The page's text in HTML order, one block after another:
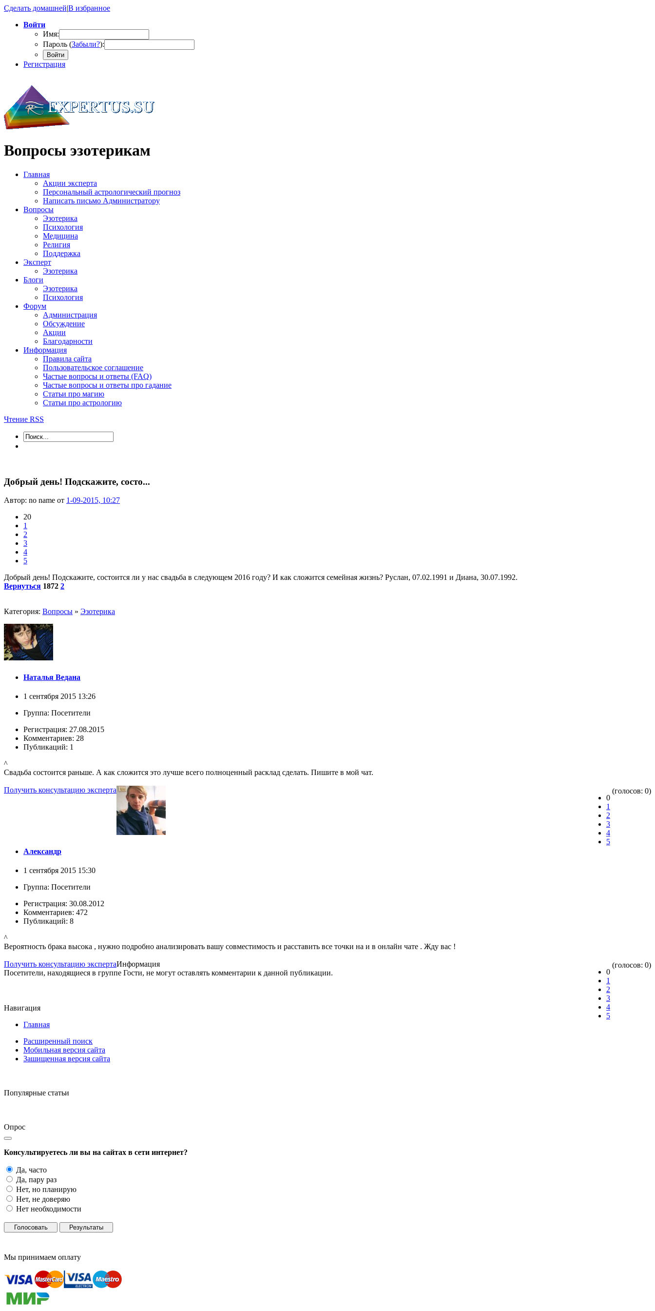
Сделать домашней|В избранное
Войти
Имя:
Пароль (Забыли?):
Войти
Регистрация
Вопросы эзотерикам
Главная
Акции эксперта
Персональный астрологический прогноз
Написать письмо Администратору
Вопросы
Эзотерика
Психология
Медицина
Религия
Поддержка
Эксперт
Эзотерика
Блоги
Эзотерика
Психология
Форум
Администрация
Обсуждение
Акции
Благодарности
Информация
Правила сайта
Пользовательское соглашение
Частые вопросы и ответы (FAQ)
Частые вопросы и ответы про гадание
Статьи про магию
Статьи про астрологию
Чтение RSS
Добрый день! Подскажите, состо...
Автор: no name от 1-09-2015, 10:27
20
1
2
3
4
5
Добрый день! Подскажите, состоится ли у нас свадьба в следующем 2016 году? И как сложится семейная жизнь? Руслан, 07.02.1991 и Диана, 30.07.1992.
Вернуться 1872 2
Категория: Вопросы » Эзотерика
Наталья Ведана
1 сентября 2015 13:26
Группа: Посетители
Регистрация: 27.08.2015
Комментариев: 28
Публикаций: 1
^
Свадьба состоится раньше. А как сложится это лучше всего полноценный расклад сделать. Пишите в мой чат.
Получить консультацию эксперта
0
1
2
3
4
5
(голосов: 0)
Александр
1 сентября 2015 15:30
Группа: Посетители
Регистрация: 30.08.2012
Комментариев: 472
Публикаций: 8
^
Вероятность брака высока , нужно подробно анализировать вашу совместимость и расставить все точки на и в онлайн чате . Жду вас !
Получить консультацию эксперта
0
1
2
3
4
5
(голосов: 0)
Информация
Посетители, находящиеся в группе Гости, не могут оставлять комментарии к данной публикации.
Навигация
Главная
Расширенный поиск
Мобильная версия сайта
Зашищенная версия сайта
Популярные статьи
Опрос
Консультируетесь ли вы на сайтах в сети интернет?
Да, часто
Да, пару раз
Нет, но планирую
Нет, не доверяю
Нет необходимости
Голосовать Результаты
Мы принимаем оплату